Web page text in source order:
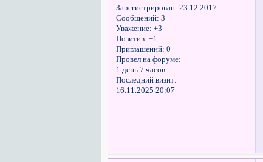
Зарегистрирован: 23.12.2017
Сообщений: 3
Уважение: +3
Позитив: +1
Приглашений: 0
Провел на форуме:
1 день 7 часов
Последний визит:
16.11.2025 20:07